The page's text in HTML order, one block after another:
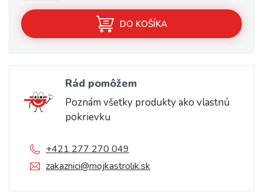
DO KOŠÍKA
Rád pomôžem
Poznám všetky produkty ako vlastnú
pokrievku
+421 277 270 049
zakaznici@mojkastrolik.sk